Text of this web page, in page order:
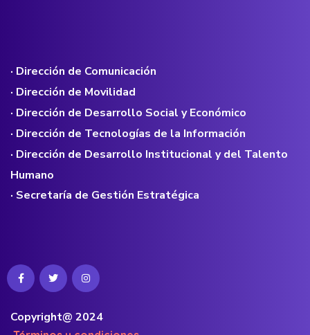
· Dirección de Comunicación
· Dirección de Movilidad
· Dirección de Desarrollo Social y Económico
· Dirección de Tecnologías de la Información
· Dirección de Desarrollo Institucional y del Talento
Humano
· Secretaría de Gestión Estratégica
Copyright@ 2024